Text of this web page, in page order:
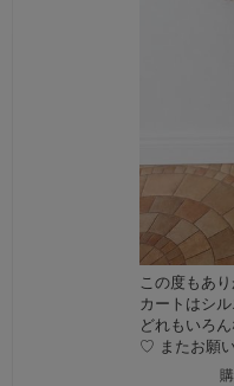
この度もあ
カートはシ
どれもいろ
♡ またお願